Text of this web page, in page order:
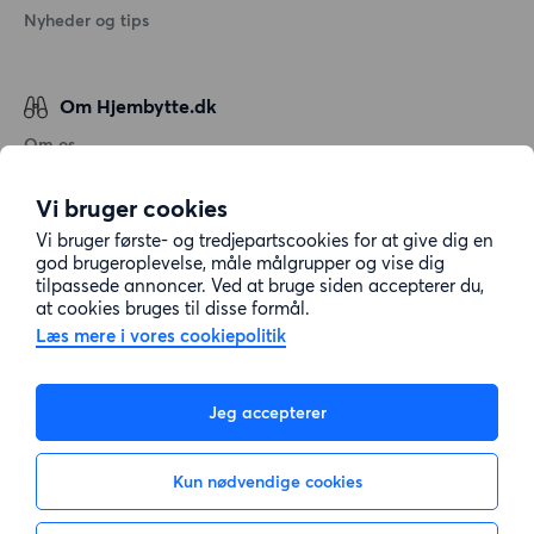
Vi bruger cookies
Vi bruger første- og tredjepartscookies for at give dig en
god brugeroplevelse, måle målgrupper og vise dig
tilpassede annoncer. Ved at bruge siden accepterer du,
at cookies bruges til disse formål.
Læs mere i vores cookiepolitik
Jeg accepterer
Kun nødvendige cookies
Nyheder og tips
Om Hjembytte.dk
Om os
Behandling af personoplysninger
Cookiepolitik
Sitemap
E-mail: